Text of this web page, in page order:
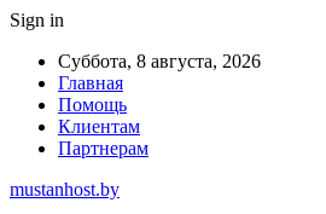
Sign in
Суббота, 8 августа, 2026
Главная
Помощь
Клиентам
Партнерам
mustanhost.by